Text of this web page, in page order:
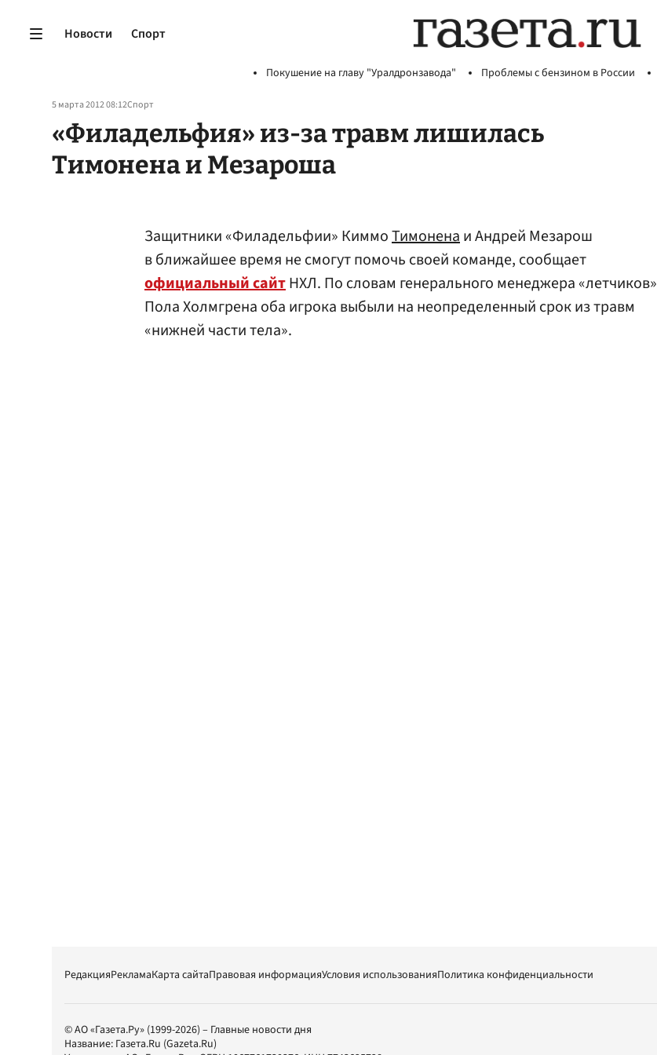
Новости Спорт
Покушение на главу "Уралдронзавода" Проблемы с бензином в России
5 марта 2012 08:12Спорт
«Филадельфия» из-за травм лишилась
Тимонена и Мезароша
Защитники «Филадельфии» КиммоТимоненаи Андрей Мезарош
в ближайшее время не смогут помочь своей команде, сообщает
официальный сайтНХЛ. По словам генерального менеджера «летчиков»
Пола Холмгрена оба игрока выбыли на неопределенный срок из травм
«нижней части тела».
РедакцияРекламаКарта сайтаПравовая информацияУсловия использованияПолитика конфиденциальности
© АО «Газета.Ру» (1999-2026) – Главные новости дня
Название: Газета.Ru (Gazeta.Ru)